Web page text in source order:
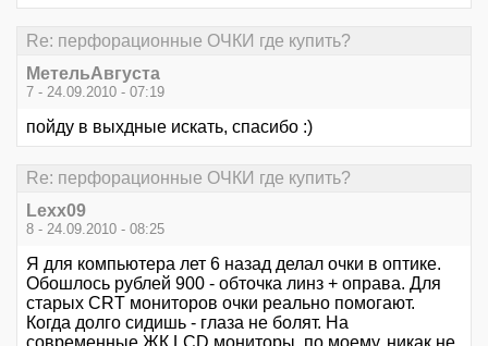
Re: перфорационные ОЧКИ где купить?
МетельАвгуста
7 - 24.09.2010 - 07:19
пойду в выхдные искать, спасибо :)
Re: перфорационные ОЧКИ где купить?
Lexx09
8 - 24.09.2010 - 08:25
Я для компьютера лет 6 назад делал очки в оптике.
Обошлось рублей 900 - обточка линз + оправа. Для
старых CRT мониторов очки реально помогают.
Когда долго сидишь - глаза не болят. На